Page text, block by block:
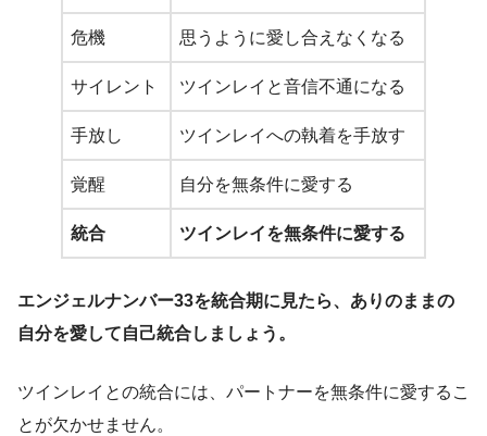
危機 思うように愛し合えなくなる
サイレント ツインレイと音信不通になる
手放し ツインレイへの執着を手放す
覚醒 自分を無条件に愛する
統合 ツインレイを無条件に愛する
エンジェルナンバー33を統合期に見たら、ありのままの
自分を愛して自己統合しましょう。
ツインレイとの統合には、パートナーを無条件に愛するこ
とが欠かせません。